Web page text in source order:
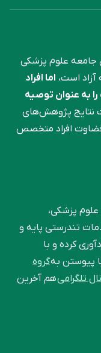
جامعه علوم ‌پزشکی
است، اما افراد
به عنوان توصیه
نتایج پژوهش‌های
قضاوت افراد متخصص
پزشکی،
تندرستی پایه و
کرده و با
پیوستن بهگروه
تلگرامیهم آخرین